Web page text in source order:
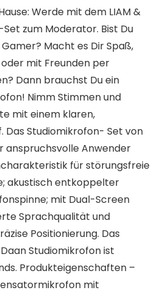
Werde mit dem LIAM &
zum Moderator. Bist Du
Macht es Dir Spaß,
mit Freunden per
Dann brauchst Du ein
Nimm Stimmen und
mit einem klaren,
Das Studiomikrofon- Set von
anspruchsvolle Anwender
für störungsfreie
akustisch entkoppelter
mit Dual-Screen
Sprachqualität und
Positionierung. Das
Studiomikrofon ist
Produkteigenschaften –
mit